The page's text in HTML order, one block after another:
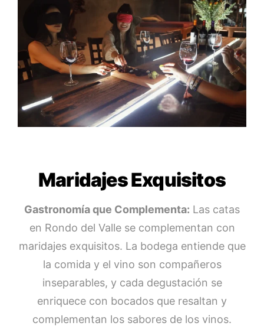
Maridajes Exquisitos
Gastronomía que Complementa: Las catas
en Rondo del Valle se complementan con
maridajes exquisitos. La bodega entiende que
la comida y el vino son compañeros
inseparables, y cada degustación se
enriquece con bocados que resaltan y
complementan los sabores de los vinos.